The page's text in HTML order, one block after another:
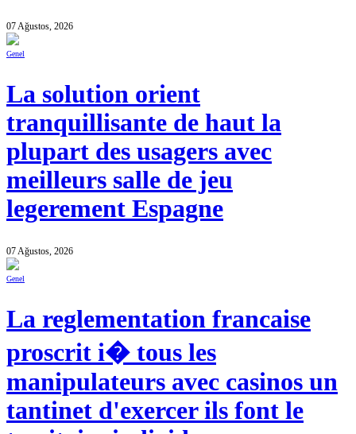
07 Ağustos, 2026
Genel
La solution orient
tranquillisante de haut la
plupart des usagers avec
meilleurs salle de jeu
legerement Espagne
07 Ağustos, 2026
Genel
La reglementation francaise
proscrit i� tous les
manipulateurs avec casinos un
tantinet d'exercer ils font le